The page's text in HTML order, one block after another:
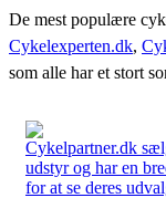
De mest populære
Cykelexperten.dk,
som alle har et stort
Cykelpartner.dk
udstyr og har en
for at se deres